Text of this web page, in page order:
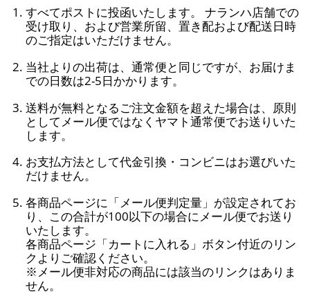
すべてポストに投函いたします。 ナランハ店舗での
受け取り、および営業所留、置き配および配送日時
のご指定はいただけません。
当社よりの出荷は、通常便と同じですが、お届けま
での日数は2-5日かかります。
送料が無料となるご注文金額を超えた場合は、原則
としてメール便ではなくヤマト通常便でお送りいた
します。
お支払方法として代金引換・コンビニはお選びいた
だけません。
各商品ページに「メール便判定量」が設定されてお
り、この合計が100以下の場合にメール便でお送り
いたします。
各商品ページ「カートに入れる」ボタン付近のリン
クよりご確認ください。
※メール便非対応の商品には該当のリンクはありま
せん。